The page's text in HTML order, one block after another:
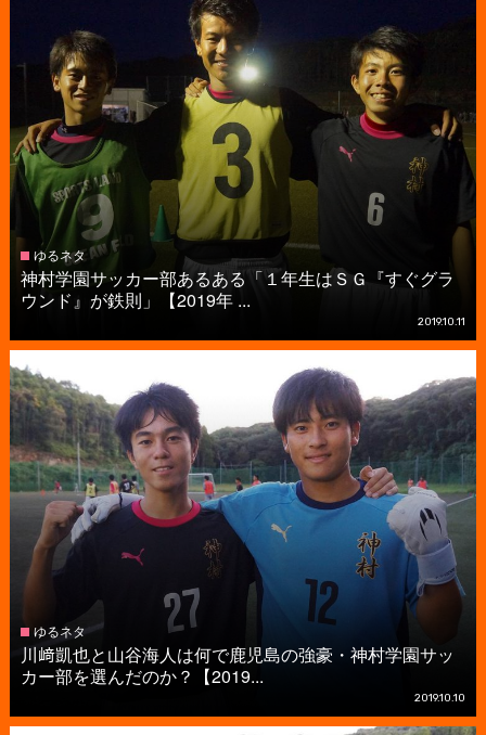
ゆるネタ
神村学園サッカー部あるある「１年生はＳＧ『すぐグラ
ウンド』が鉄則」【2019年 ...
2019.10.11
ゆるネタ
川﨑凱也と山谷海人は何で鹿児島の強豪・神村学園サッ
カー部を選んだのか？【2019...
2019.10.10